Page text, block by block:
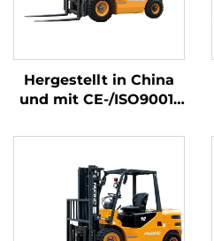
Hergestellt in China
und mit CE-/ISO9001-
Direktverkauf ab
Gabelstapler